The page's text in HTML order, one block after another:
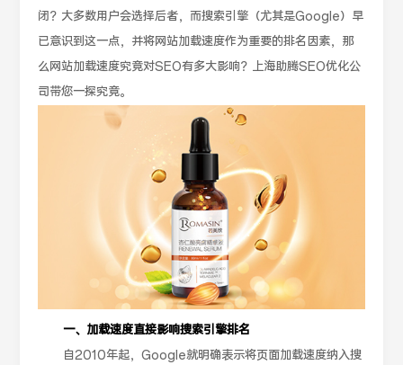
闭？大多数用户会选择后者，而搜索引擎（尤其是Google）早
已意识到这一点，并将网站加载速度作为重要的排名因素，那
么网站加载速度究竟对SEO有多大影响？上海助腾SEO优化公
司带您一探究竟。
一、加载速度直接影响搜索引擎排名
自2010年起，Google就明确表示将页面加载速度纳入搜